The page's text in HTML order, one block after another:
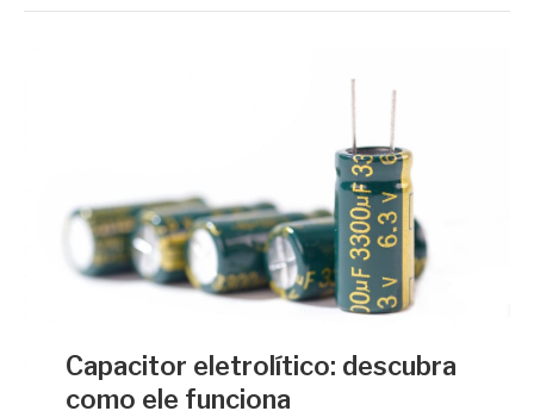
Capacitor eletrolítico: descubra
como ele funciona